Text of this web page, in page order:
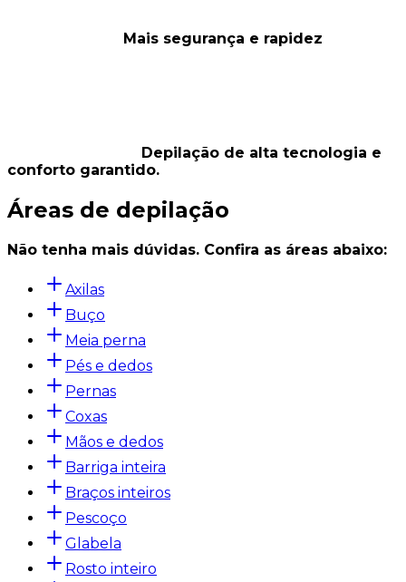
Mais segurança e rapidez
Depilação de alta tecnologia e
conforto garantido.
Áreas de depilação
Não tenha mais dúvidas. Confira as áreas abaixo:
Axilas
Buço
Meia perna
Pés e dedos
Pernas
Coxas
Mãos e dedos
Barriga inteira
Braços inteiros
Pescoço
Glabela
Rosto inteiro